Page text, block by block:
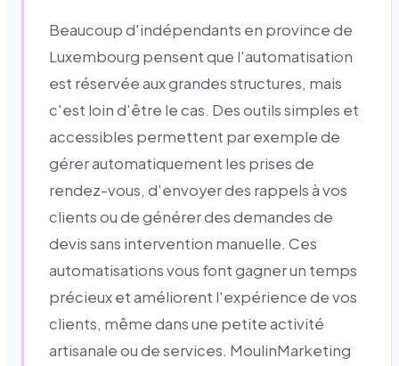
Beaucoup d'indépendants en province de
Luxembourg pensent que l'automatisation
est réservée aux grandes structures, mais
c'est loin d'être le cas. Des outils simples et
accessibles permettent par exemple de
gérer automatiquement les prises de
rendez-vous, d'envoyer des rappels à vos
clients ou de générer des demandes de
devis sans intervention manuelle. Ces
automatisations vous font gagner un temps
précieux et améliorent l'expérience de vos
clients, même dans une petite activité
artisanale ou de services. MoulinMarketing